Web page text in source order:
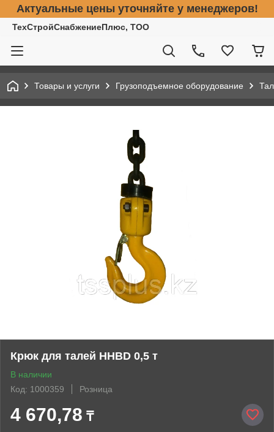
Актуальные цены уточняйте у менеджеров!
ТехСтройСнабжениеПлюс, ТОО
Товары и услуги Грузоподъемное оборудование
Крюк для талей HHBD 0,5 т
В наличии
Код: 1000359
Розница
4 670,78 ₸